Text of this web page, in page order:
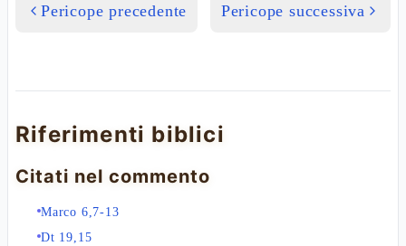
Pericope precedente Pericope successiva
Riferimenti biblici
Citati nel commento
Marco 6,7-13
Dt 19,15